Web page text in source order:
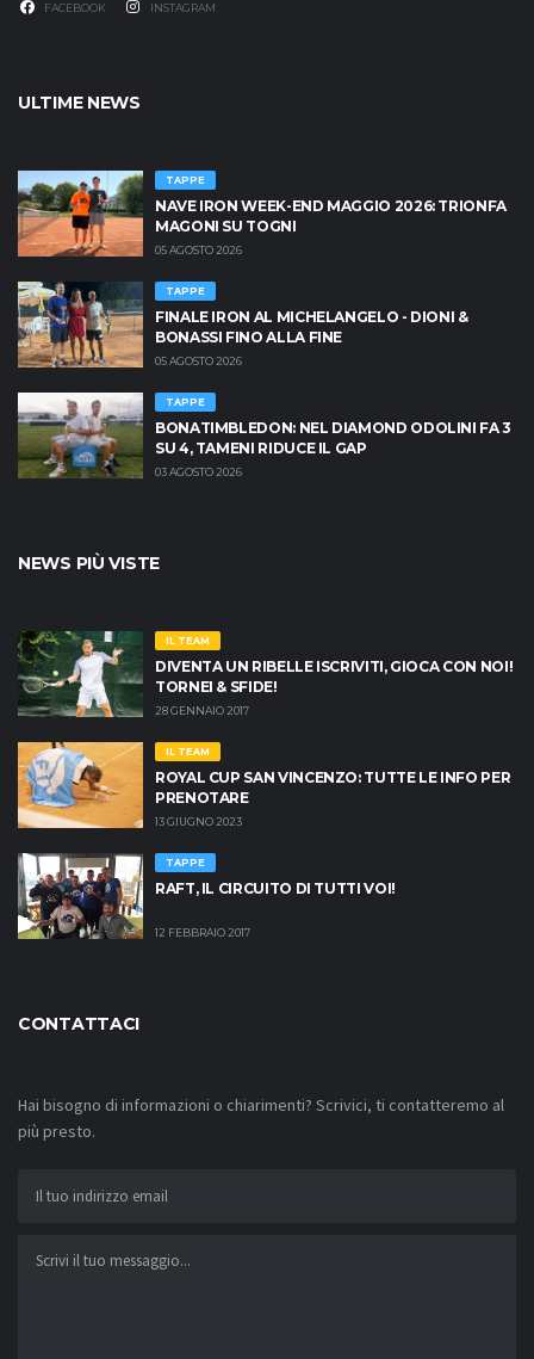
FACEBOOK INSTAGRAM
ULTIME NEWS
TAPPE
NAVE IRON WEEK-END MAGGIO 2026: TRIONFA
MAGONI SU TOGNI
05 AGOSTO 2026
TAPPE
FINALE IRON AL MICHELANGELO - DIONI &
BONASSI FINO ALLA FINE
05 AGOSTO 2026
TAPPE
BONATIMBLEDON: NEL DIAMOND ODOLINI FA 3
SU 4, TAMENI RIDUCE IL GAP
03 AGOSTO 2026
NEWS PIÙ VISTE
IL TEAM
DIVENTA UN RIBELLE ISCRIVITI, GIOCA CON NOI!
TORNEI & SFIDE!
28 GENNAIO 2017
IL TEAM
ROYAL CUP SAN VINCENZO: TUTTE LE INFO PER
PRENOTARE
13 GIUGNO 2023
TAPPE
RAFT, IL CIRCUITO DI TUTTI VOI!
12 FEBBRAIO 2017
CONTATTACI
Hai bisogno di informazioni o chiarimenti? Scrivici, ti contatteremo al
più presto.